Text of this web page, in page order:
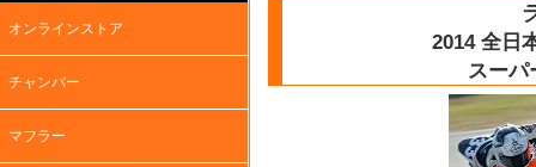
2014 全日
スーパ
オンラインストア
チャンバー
マフラー